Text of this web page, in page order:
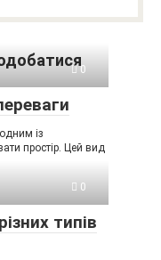
0
із
простір. Цей вид
0
типів